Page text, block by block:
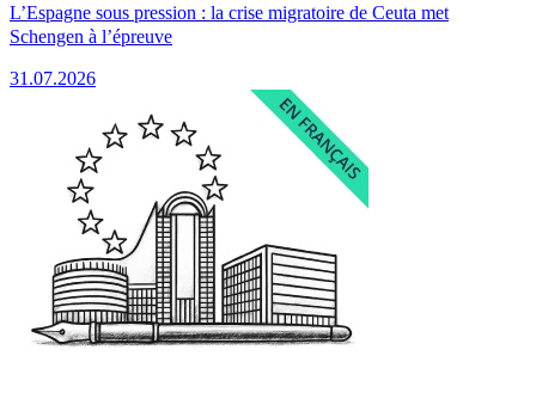
L’Espagne sous pression : la crise migratoire de Ceuta met
Schengen à l’épreuve
31.07.2026